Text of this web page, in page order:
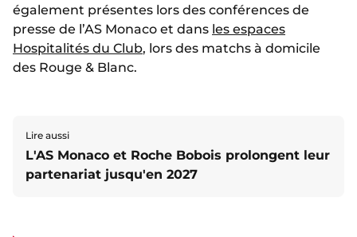
également présentes lors des conférences de
presse de l’AS Monaco et dans les espaces
Hospitalités du Club, lors des matchs à domicile
des Rouge & Blanc.
Lire aussi
L'AS Monaco et Roche Bobois prolongent leur
partenariat jusqu'en 2027